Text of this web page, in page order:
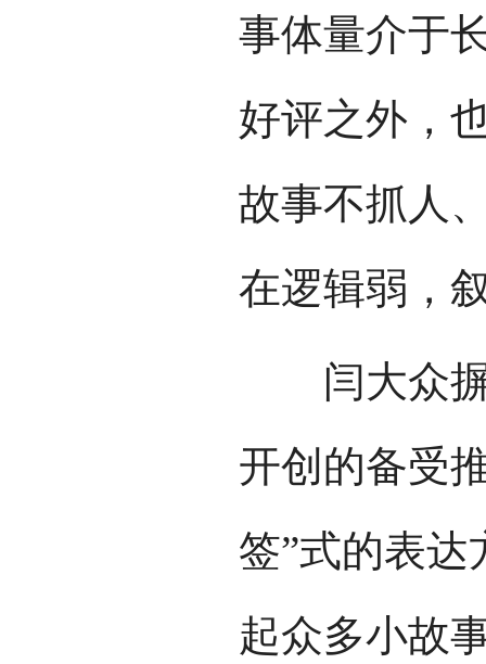
事体量介于
好评之外，
故事不抓人
在逻辑弱，
闫大众摒
开创的备受
签”式的表
起众多小故